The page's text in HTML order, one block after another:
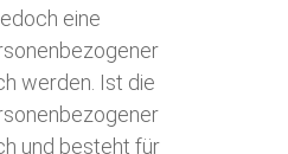
eine
werden. Ist die
und besteht für